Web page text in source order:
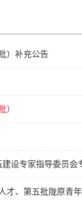
）补充公告
）
设专家指导委员会
才、第五批陇原青